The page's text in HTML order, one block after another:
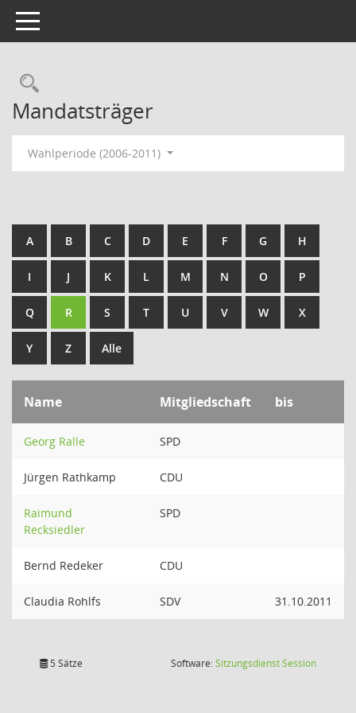
Toggle navigation
Rechercheauswahl
Mandatsträger
Wahlperiode (2006-2011)
A B C D E F G H
I J K L M N O P
Q R S T U V W X
Y Z Alle
Name Mitgliedschaft bis
Georg Ralle SPD
Jürgen Rathkamp CDU
Raimund
Recksiedler
SPD
Bernd Redeker CDU
Claudia Rohlfs SDV 31.10.2011
5 Sätze Software:SitzungsdienstSession(Wird in